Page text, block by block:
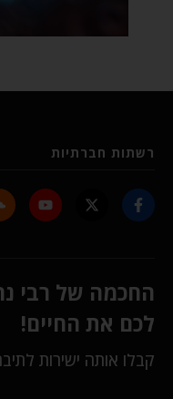
רשתות חברתיות
החכמה של רבי
לכם את החיים!
קבלו אותה ישירות